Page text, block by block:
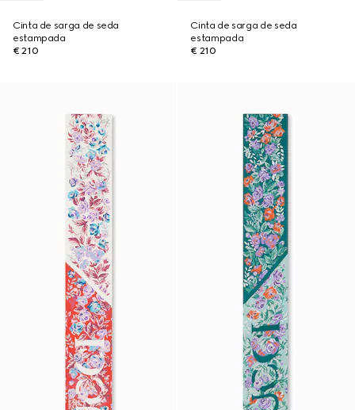
Cinta de sarga de seda
estampada
€ 210
Cinta de sarga de seda
estampada
€ 210